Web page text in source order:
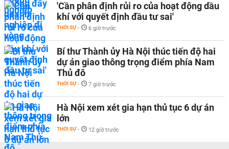
'Cần phân định rủi ro của hoạt động dầu
khí với quyết định đầu tư sai'
THỜI SỰ - 6 giờ trước
Bí thư Thành ủy Hà Nội thúc tiến độ hai
dự án giao thông trọng điểm phía Nam
Thủ đô
THỜI SỰ - 7 giờ trước
Hà Nội xem xét gia hạn thủ tục 6 dự án
lớn
THỜI SỰ - 12 giờ trước